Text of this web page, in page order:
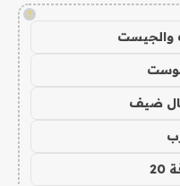
!
والجيست